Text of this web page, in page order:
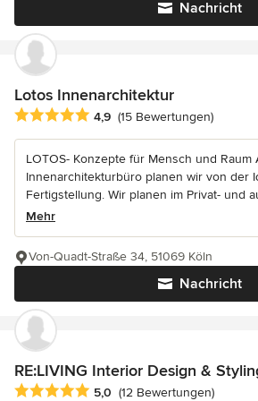
Nachricht
Lotos Innenarchitektur
Durchschnittliche Bewertung: 4.9 von 5
4,9 (15 Bewertungen)
LOTOS- Konzepte für Mensch und Raum
Innenarchitekturbüro planen wir von der
Fertigstellung. Wir planen im Privat- und
Mehr
Nachricht
Von-Quadt-Straße 34, 51069 Köln
RE:LIVING Interior Design &
Durchschnittliche Bewertung: 5 von 5
5,0 (12 Bewertungen)